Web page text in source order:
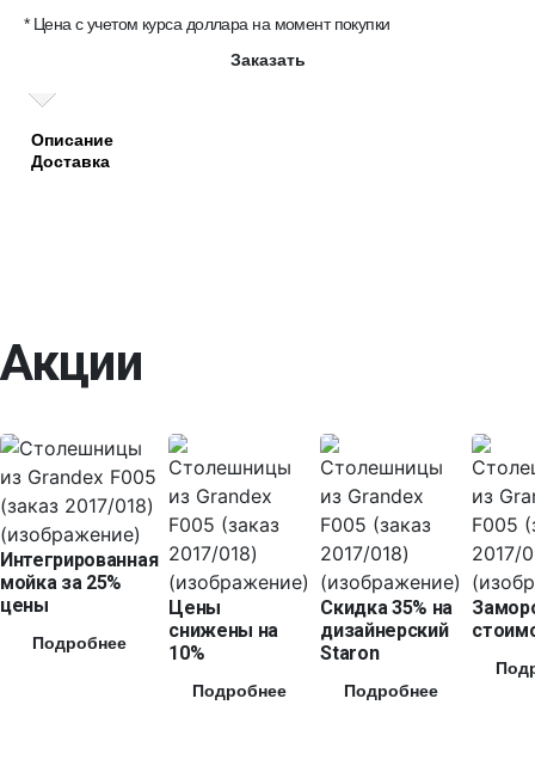
* Цена с учетом курса доллара на момент покупки
Заказать
Описание
Доставка
Акции
Интегрированная
мойка за 25%
цены
Подробнее
Цены
снижены на
10%
Подробнее
Скидка 35% на
дизайнерский
Staron
Подробнее